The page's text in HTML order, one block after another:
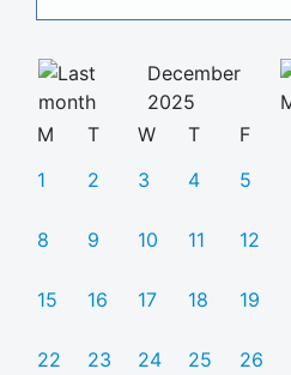
December
2025
M
T W T F
1
2 3 4 5
8 9 10 11 12
15 16 17 18 19
22 23 24 25 26